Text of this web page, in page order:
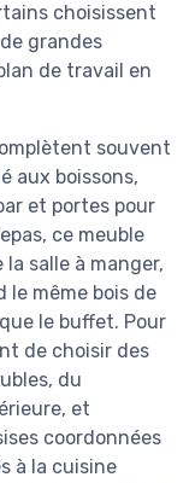
choisissent
grandes
de travail en
souvent
aux boissons,
et portes pour
ce meuble
salle à manger,
même bois de
le buffet. Pour
de choisir des
du
et
coordonnées
à la cuisine